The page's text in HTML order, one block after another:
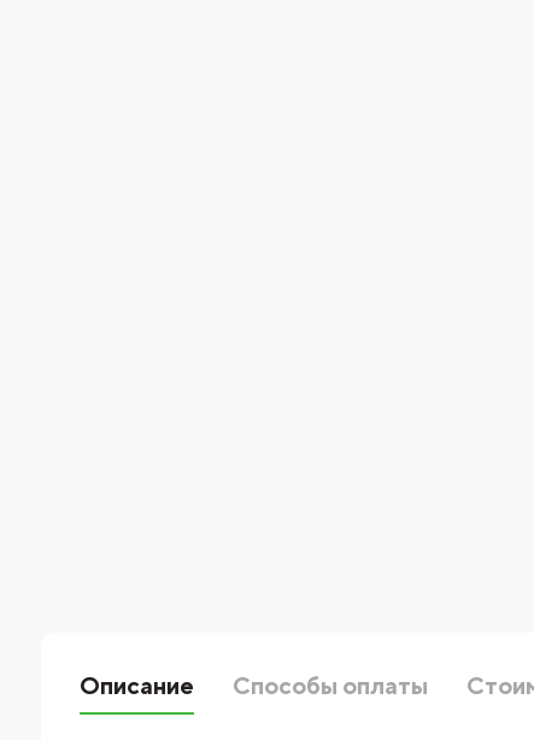
Описание Способы оплаты